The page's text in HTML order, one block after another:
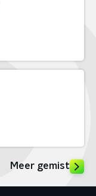
Meer gemist